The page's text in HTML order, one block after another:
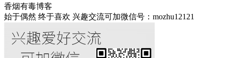
香烟有毒博客
始于偶然 终于喜欢 兴趣交流可加微信号：mozhu12121